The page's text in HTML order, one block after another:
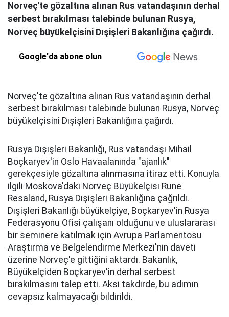
Norveç'te gözaltına alınan Rus vatandaşının derhal
serbest bırakılması talebinde bulunan Rusya,
Norveç büyükelçisini Dışişleri Bakanlığına çağırdı.
Google'da abone olun
Norveç'te gözaltına alınan Rus vatandaşının derhal
serbest bırakılması talebinde bulunan Rusya, Norveç
büyükelçisini Dışişleri Bakanlığına çağırdı.
Rusya Dışişleri Bakanlığı, Rus vatandaşı Mihail
Boçkaryev'in Oslo Havaalanında "ajanlık"
gerekçesiyle gözaltına alınmasına itiraz etti. Konuyla
ilgili Moskova'daki Norveç Büyükelçisi Rune
Resaland, Rusya Dışişleri Bakanlığına çağrıldı.
Dışişleri Bakanlığı büyükelçiye, Boçkaryev'in Rusya
Federasyonu Ofisi çalışanı olduğunu ve uluslararası
bir seminere katılmak için Avrupa Parlamentosu
Araştırma ve Belgelendirme Merkezi'nin daveti
üzerine Norveç'e gittiğini aktardı. Bakanlık,
Büyükelçiden Boçkaryev'in derhal serbest
bırakılmasını talep etti. Aksi takdirde, bu adımın
cevapsız kalmayacağı bildirildi.